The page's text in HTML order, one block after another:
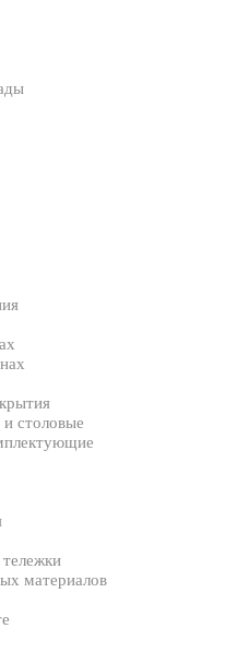
столовые
материалов